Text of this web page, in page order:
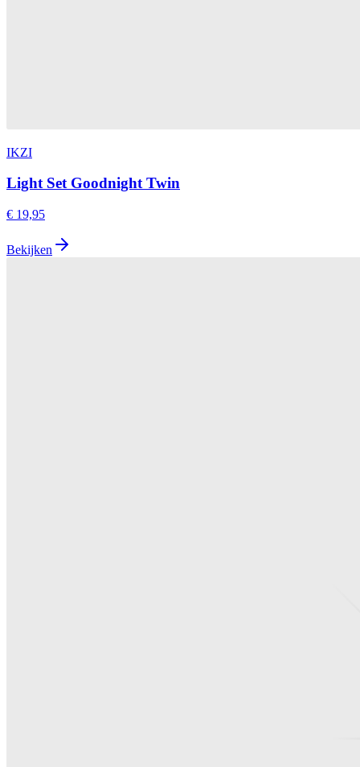
IKZI
Light Set Goodnight Twin
€ 19,95
Bekijken